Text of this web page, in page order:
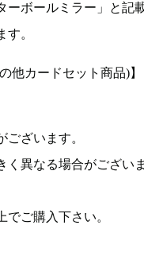
ーボールミラー」と記
。
他カードセット商品)】
ざいます。
異なる場合がございま
ご購入下さい。